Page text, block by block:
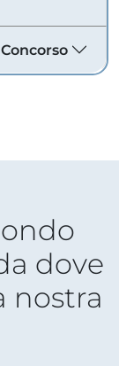
dove
nostra